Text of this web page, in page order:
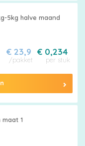
5kg halve maand
€ 0,234
per stuk
€ 23,9
/pakket
1